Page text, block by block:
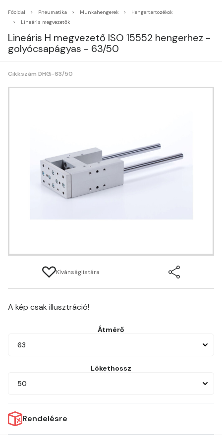
Főoldal Pneumatika Munkahengerek
Hengertartozékok
Lineáris megvezetők
Lineáris H megvezető ISO 15552 hengerhez -
golyócsapágyas - 63/50
Cikkszám DHG-63/50
Kívánságlistára
A kép csak illusztráció!
Átmérő
63
Lökethossz
50
Rendelésre